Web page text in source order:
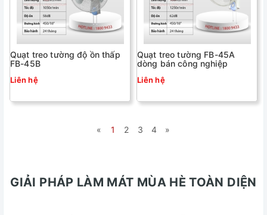
Quạt treo tường độ ồn thấp
FB-45B
Liên hệ
Quạt treo tường FB-45A
dòng bán công nghiệp
Liên hệ
« 1 2 3 4 »
GIẢI PHÁP LÀM MÁT MÙA HÈ TOÀN DIỆN